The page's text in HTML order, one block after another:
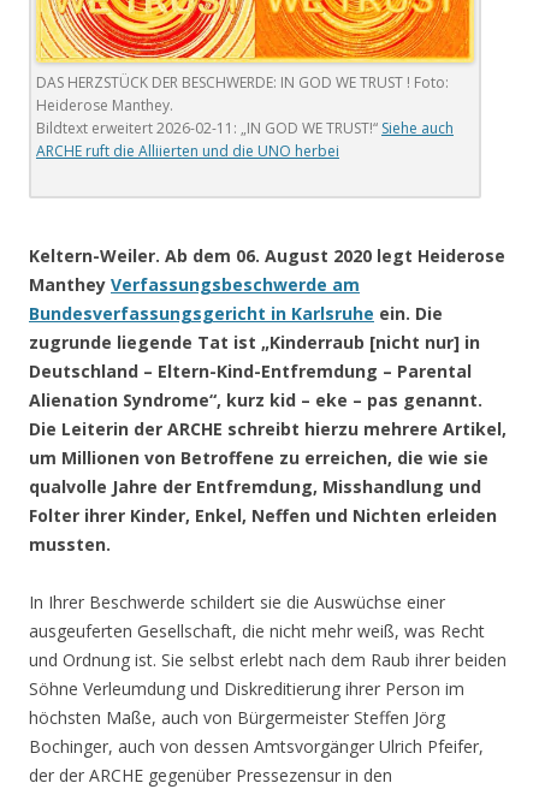
DAS HERZSTÜCK DER BESCHWERDE: IN GOD WE TRUST ! Foto:
Heiderose Manthey.
Bildtext erweitert 2026-02-11: „IN GOD WE TRUST!“ Siehe auch
ARCHE ruft die Alliierten und die UNO herbei
Keltern-Weiler. Ab dem 06. August 2020 legt Heiderose
Manthey Verfassungsbeschwerde am
Bundesverfassungsgericht in Karlsruhe ein. Die
zugrunde liegende Tat ist „Kinderraub [nicht nur] in
Deutschland – Eltern-Kind-Entfremdung – Parental
Alienation Syndrome“, kurz kid – eke – pas genannt.
Die Leiterin der ARCHE schreibt hierzu mehrere Artikel,
um Millionen von Betroffene zu erreichen, die wie sie
qualvolle Jahre der Entfremdung, Misshandlung und
Folter ihrer Kinder, Enkel, Neffen und Nichten erleiden
mussten.
In Ihrer Beschwerde schildert sie die Auswüchse einer
ausgeuferten Gesellschaft, die nicht mehr weiß, was Recht
und Ordnung ist. Sie selbst erlebt nach dem Raub ihrer beiden
Söhne Verleumdung und Diskreditierung ihrer Person im
höchsten Maße, auch von Bürgermeister Steffen Jörg
Bochinger, auch von dessen Amtsvorgänger Ulrich Pfeifer,
der der ARCHE gegenüber Pressezensur in den